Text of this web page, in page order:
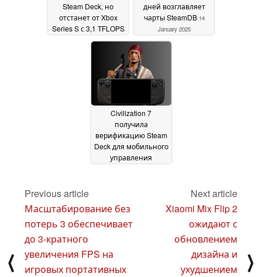
Steam Deck, но
отстанет от Xbox
Series S с 3,1 TFLOPS
15 January 2025
дней возглавляет
чарты SteamDB 14
January 2025
Civilization 7
получила
верификацию Steam
Deck для мобильного
управления
⟨
Previous article
Масштабирование без
потерь 3 обеспечивает
до 3-кратного
увеличения FPS на
игровых портативных
Next article
Xiaomi Mix Flip 2
ожидают с
обновлением
дизайна и
ухудшением
⟩